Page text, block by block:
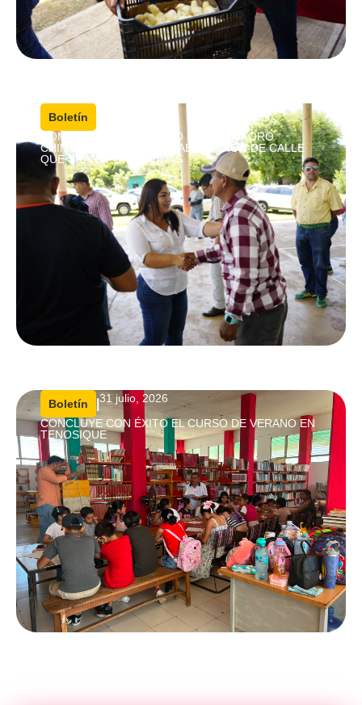
Boletín
COMPROMISO CUMPLIDO EN CRISÓFORO
CHIÑAS; ENTREGAN REHABILITACIÓN DE CALLE
QUE TRANSFORMA VIDAS
Boletín |31 julio, 2026
CONCLUYE CON ÉXITO EL CURSO DE VERANO EN
TENOSIQUE